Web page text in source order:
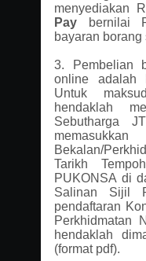
menyediakan
Pay bernilai
bayaran borang
3. Pembelian
online adalah
Untuk
hendaklah
Sebutharga
Bekalan/
Tarikh
PUKONSA di
Salinan Sijil
pendaftaran
Perkhidmatan
hendaklah
(format pdf).